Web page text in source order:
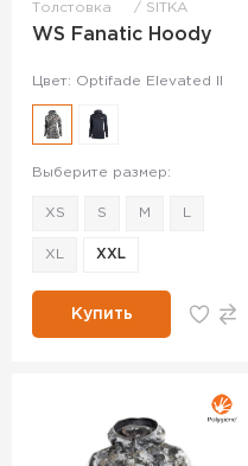
Толстовка SITKA
WS Fanatic Hoody
Цвет: Optifade Elevated II
Выберите размер:
XS S M
XL XXL
Купить